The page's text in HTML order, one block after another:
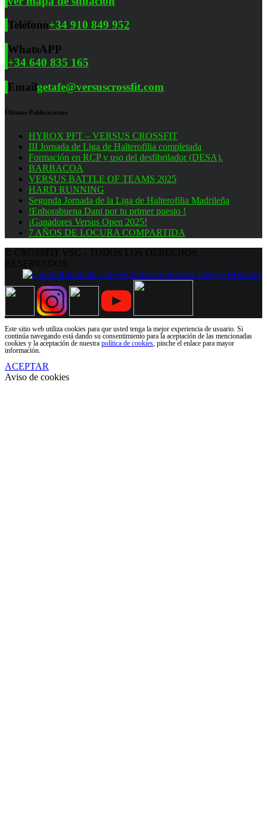
Teléfono+34 910 849 952
WhatsAPP
+34 640 835 165
Emailgetafe@versuscrossfit.com
Últimas Publicaciones
HYROX PFT – VERSUS CROSSFIT
III Jornada de Liga de Halterofilia completada
Formación en RCP y uso del desfibrilador (DESA).
BARBACOA
VERSUS BATTLE OF TEAMS 2025
HARD RUNNING
Segunda Jornada de la Liga de Halterofilia Madrileña
!Enhorabuena Dani por tu primer puesto !
¡Ganadores Versus Open 2025!
7 AÑOS DE LOCURA COMPARTIDA
Este sitio web utiliza cookies para que usted tenga la mejor experiencia de usuario. Si
continúa navegando está dando su consentimiento para la aceptación de las mencionadas
cookies y la aceptación de nuestra política de cookies , pinche el enlace para mayor
información.
ACEPTAR
Aviso de cookies